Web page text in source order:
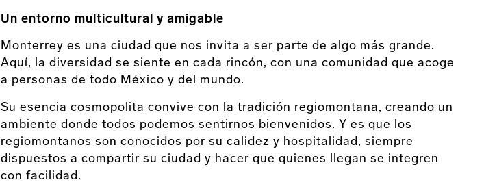
Un entorno multicultural y amigable
Monterrey es una ciudad que nos invita a ser parte de algo más grande.
Aquí, la diversidad se siente en cada rincón, con una comunidad que acoge
a personas de todo México y del mundo.
Su esencia cosmopolita convive con la tradición regiomontana, creando un
ambiente donde todos podemos sentirnos bienvenidos. Y es que los
regiomontanos son conocidos por su calidez y hospitalidad, siempre
dispuestos a compartir su ciudad y hacer que quienes llegan se integren
con facilidad.